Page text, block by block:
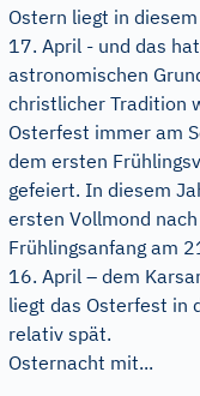
Ostern liegt in
17. April - und das
astronomischen
christlicher Tradition
Osterfest immer am
dem ersten
gefeiert. In diesem
ersten Vollmond nach
Frühlingsanfang am
16. April – dem
liegt das Osterfest in
relativ spät.
Osternacht mit...